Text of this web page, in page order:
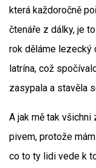
která každoročně
čtenáře z dálky, je
rok děláme lezecký
latrína, což
zasypala a stavěla
A jak mě tak všichni
pivem, protože
co to ty lidi vede k